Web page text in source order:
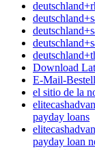
Download
E-Mail-
el sitio de la
payday loans
payday loan